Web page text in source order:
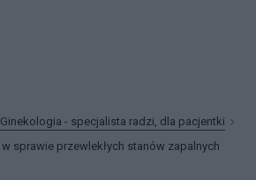
Ginekologia - specjalista radzi, dla pacjentki
w sprawie przewlekłych stanów zapalnych